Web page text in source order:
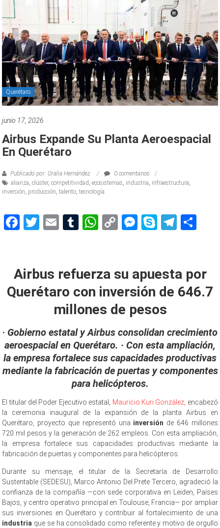
Querétaro
junio 17, 2026
Airbus Expande Su Planta Aeroespacial
En Querétaro
Publicado por: Oralia Hernández
0 comentarios
alianza ,clúster,competitividad ,ecosistemas industria infraestructura
inversión producción ,talento ,tecnología
Facebook
Twitter
EmailTumblr
WhatsApp
CopyMessenger
Skype
Airbus refuerza su apuesta por
Querétaro con inversión de 646.7
millones de pesos
· Gobierno estatal y Airbus consolidan crecimiento
aeroespacial en Querétaro. · Con esta ampliación,
la empresa fortalece sus capacidades productivas
mediante la fabricación de puertas y componentes
para helicópteros.
El titular del Poder Ejecutivo estatal, Mauricio Kuri González, encabezó
la ceremonia inaugural de la expansión de la planta Airbus en
Querétaro, proyecto que representó una inversión de 646 millones
720 mil pesos y la generación de 262 empleos. Con esta ampliación,
la empresa fortalece sus capacidades productivas mediante la
fabricación de puertas y componentes para helicópteros.
Durante su mensaje, el titular de la Secretaría de Desarrollo
Sustentable (SEDESU), Marco Antonio Del Prete Tercero, agradeció la
confianza de la compañía —con sede corporativa en Leiden, Países
Bajos, y centro operativo principal en Toulouse, Francia— por ampliar
sus inversiones en Querétaro y contribuir al fortalecimiento de una
industria que se ha consolidado como referente y motivo de orgullo